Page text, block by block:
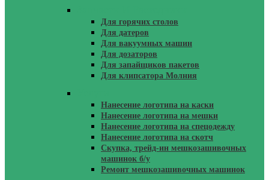
Для горячих столов
Для датеров
Для вакуумных машин
Для дозаторов
Для запайщиков пакетов
Для клипсатора Молния
Нанесение логотипа на каски
Нанесение логотипа на мешки
Нанесение логотипа на спецодежду
Нанесение логотипа на скотч
Скупка, трейд-ин мешкозашивочных
машинок б/у
Ремонт мешкозашивочных машинок